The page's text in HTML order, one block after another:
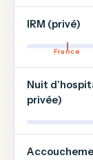
IRM (privé)
France
Nuit
privée)